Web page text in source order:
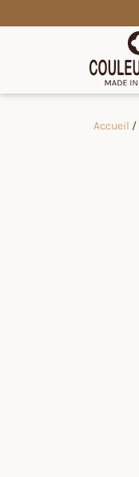
Accueil /